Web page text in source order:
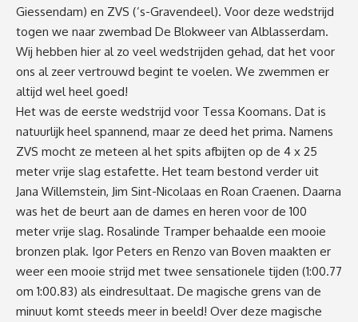
Giessendam) en ZVS (’s-Gravendeel). Voor deze wedstrijd
togen we naar zwembad De Blokweer van Alblasserdam.
Wij hebben hier al zo veel wedstrijden gehad, dat het voor
ons al zeer vertrouwd begint te voelen. We zwemmen er
altijd wel heel goed!
Het was de eerste wedstrijd voor Tessa Koomans. Dat is
natuurlijk heel spannend, maar ze deed het prima. Namens
ZVS mocht ze meteen al het spits afbijten op de 4 x 25
meter vrije slag estafette. Het team bestond verder uit
Jana Willemstein, Jim Sint-Nicolaas en Roan Craenen. Daarna
was het de beurt aan de dames en heren voor de 100
meter vrije slag. Rosalinde Tramper behaalde een mooie
bronzen plak. Igor Peters en Renzo van Boven maakten er
weer een mooie strijd met twee sensationele tijden (1:00.77
om 1:00.83) als eindresultaat. De magische grens van de
minuut komt steeds meer in beeld! Over deze magische